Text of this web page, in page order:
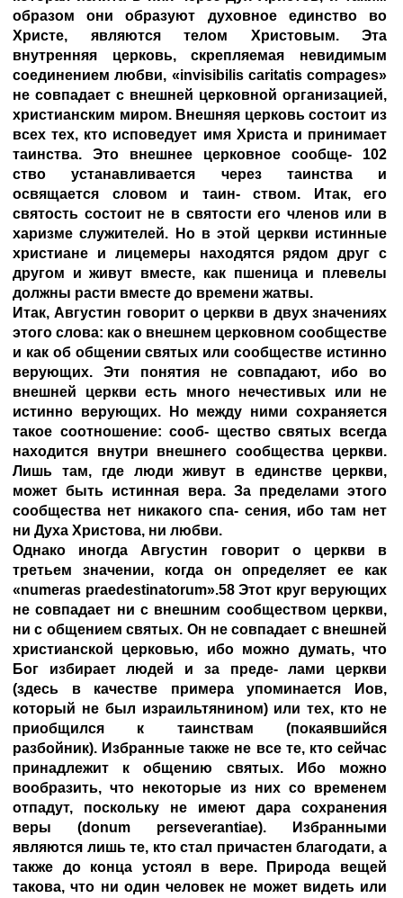
образом они образуют духовное единство во
Христе, являются телом Христовым. Эта
внутренняя церковь, скрепляемая невидимым
соединением любви, «invisibilis caritatis compages»
не совпадает с внешней церковной организацией,
христианским миром. Внешняя церковь состоит из
всех тех, кто исповедует имя Христа и принимает
таинства. Это внешнее церковное сообще- 102
ство устанавливается через таинства и
освящается словом и таин- ством. Итак, его
святость состоит не в святости его членов или в
харизме служителей. Но в этой церкви истинные
христиане и лицемеры находятся рядом друг с
другом и живут вместе, как пшеница и плевелы
должны расти вместе до времени жатвы.
Итак, Августин говорит о церкви в двух значениях
этого слова: как о внешнем церковном сообществе
и как об общении святых или сообществе истинно
верующих. Эти понятия не совпадают, ибо во
внешней церкви есть много нечестивых или не
истинно верующих. Но между ними сохраняется
такое соотношение: сооб- щество святых всегда
находится внутри внешнего сообщества церкви.
Лишь там, где люди живут в единстве церкви,
может быть истинная вера. За пределами этого
сообщества нет никакого спа- сения, ибо там нет
ни Духа Христова, ни любви.
Однако иногда Августин говорит о церкви в
третьем значении, когда он определяет ее как
«numeras praedestinatorum».58 Этот круг верующих
не совпадает ни с внешним сообществом церкви,
ни с общением святых. Он не совпадает с внешней
христианской церковью, ибо можно думать, что
Бог избирает людей и за преде- лами церкви
(здесь в качестве примера упоминается Иов,
который не был израильтянином) или тех, кто не
приобщился к таинствам (покаявшийся
разбойник). Избранные также не все те, кто сейчас
принадлежит к общению святых. Ибо можно
вообразить, что некоторые из них со временем
отпадут, поскольку не имеют дара сохранения
веры (donum perseverantiae). Избранными
являются лишь те, кто стал причастен благодати, а
также до конца устоял в вере. Природа вещей
такова, что ни один человек не может видеть или